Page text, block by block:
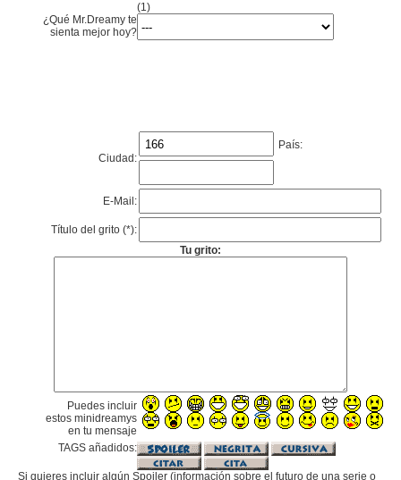
(1)
¿Qué Mr.Dreamy te
sienta mejor hoy?
Ciudad:
País:
E-Mail:
Título del grito (*):
Tu grito:
Puedes incluir
estos minidreamys
en tu mensaje
TAGS añadidos:
Si quieres incluir algún Spoiler (información sobre el futuro de una serie o